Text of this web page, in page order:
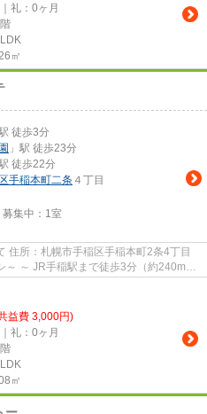
礼：0ヶ月
㎡
徒歩3分
」駅 徒歩23分
徒歩22分
手稲本町二条 ４丁目
集中： 1室
）
益費 3,000円)
礼：0ヶ月
㎡